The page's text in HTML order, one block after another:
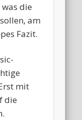
die
am
Fazit.
mit
die